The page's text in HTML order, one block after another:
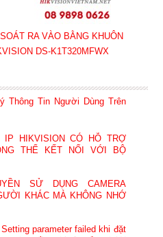
RA VÀO BẰNG KHUÔN
DS-K1T320MFWX
Thông Tin Người Dùng Trên
IP HIKVISION CÓ HỖ TRỢ
THỂ KẾT NỐI VỚI BỘ
SỬ DỤNG CAMERA
KHÁC MÀ KHÔNG NHỚ
parameter failed khi đặt